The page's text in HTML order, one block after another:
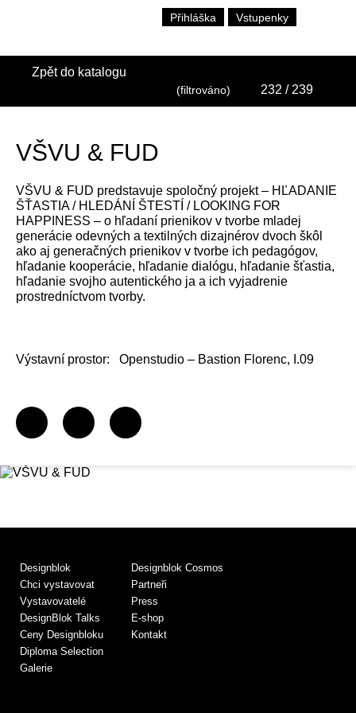
Přihláška Vstupenky
Zpět do katalogu
(filtrováno) 232 / 239
VŠVU & FUD
VŠVU & FUD predstavuje spoločný projekt – HĽADANIE
ŠŤASTIA / HLEDÁNÍ ŠTESTÍ / LOOKING FOR
HAPPINESS – o hľadaní prienikov v tvorbe mladej
generácie odevných a textilných dizajnérov dvoch škôl
ako aj generačných prienikov v tvorbe ich pedagógov,
hľadanie kooperácie, hľadanie dialógu, hľadanie šťastia,
hľadanie svojho autentického ja a ich vyjadrenie
prostredníctvom tvorby.
Výstavní prostor: Openstudio – Bastion Florenc, I.09
Designblok
Chci vystavovat
Vystavovatelé
DesignBlok Talks
Ceny Designbloku
Diploma Selection
Galerie
Designblok Cosmos
Partneři
Press
E-shop
Kontakt